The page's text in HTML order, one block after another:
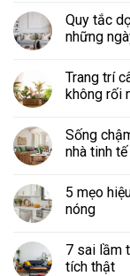
Quy tắc
những
Trang trí
không rối
Sống
nhà tinh
5 mẹo
nóng
7 sai lầm
tích thật